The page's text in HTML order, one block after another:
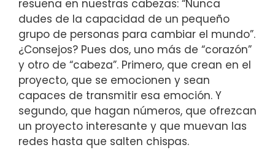
resuena en nuestras cabezas: “Nunca
dudes de la capacidad de un pequeño
grupo de personas para cambiar el mundo”.
¿Consejos? Pues dos, uno más de “corazón”
y otro de “cabeza”. Primero, que crean en el
proyecto, que se emocionen y sean
capaces de transmitir esa emoción. Y
segundo, que hagan números, que ofrezcan
un proyecto interesante y que muevan las
redes hasta que salten chispas.